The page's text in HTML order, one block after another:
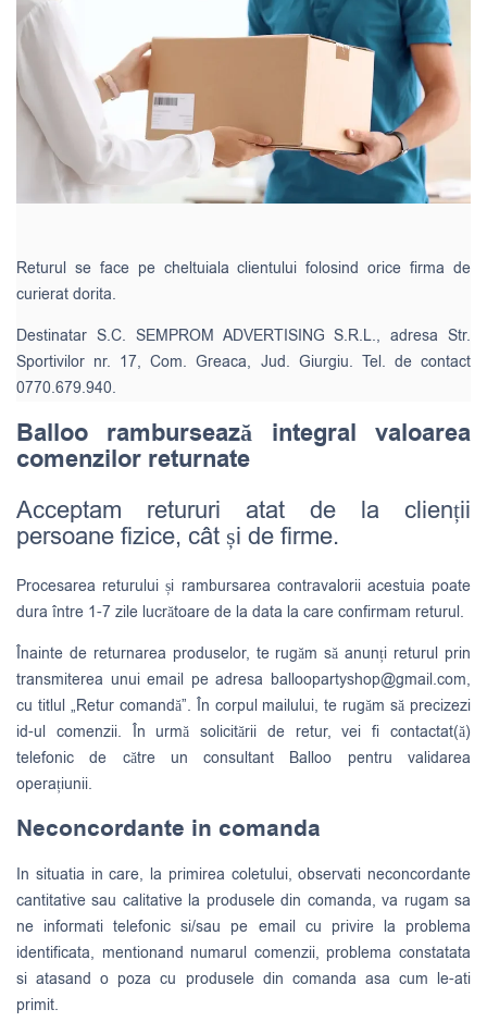
Returul se face pe cheltuiala clientului folosind orice firma de
curierat dorita.
Destinatar S.C. SEMPROM ADVERTISING S.R.L., adresa Str.
Sportivilor nr. 17, Com. Greaca, Jud. Giurgiu. Tel. de contact
0770.679.940.
Balloo rambursează integral valoarea
comenzilor returnate
Acceptam retururi atat de la clienții
persoane fizice, cât și de firme.
Procesarea returului și rambursarea contravalorii acestuia poate
dura între 1-7 zile lucrătoare de la data la care confirmam returul.
Înainte de returnarea produselor, te rugăm să anunți returul prin
transmiterea unui email pe adresa balloopartyshop@gmail.com,
cu titlul „Retur comandă”. În corpul mailului, te rugăm să precizezi
id-ul comenzii. În urmă solicitării de retur, vei fi contactat(ă)
telefonic de către un consultant Balloo pentru validarea
operațiunii.
Neconcordante in comanda
In situatia in care, la primirea coletului, observati neconcordante
cantitative sau calitative la produsele din comanda, va rugam sa
ne informati telefonic si/sau pe email cu privire la problema
identificata, mentionand numarul comenzii, problema constatata
si atasand o poza cu produsele din comanda asa cum le-ati
primit.